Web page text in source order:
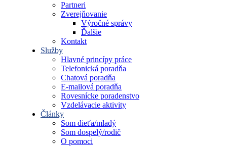
Partneri
Zverejňovanie
Výročné správy
Ďalšie
Kontakt
Služby
Hlavné princípy práce
Telefonická poradňa
Chatová poradňa
E-mailová poradňa
Rovesnícke poradenstvo
Vzdelávacie aktivity
Články
Som dieťa/mladý
Som dospelý/rodič
O pomoci